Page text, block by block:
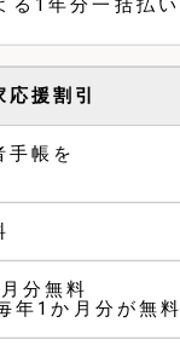
る1年分一括払い
援割引
手帳を
分無料
年1か月分が無料